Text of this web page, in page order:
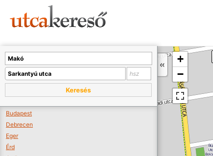
+
−
Keresés
Budapest
Debrecen
Eger
Érd
A térképet kicsinyíteni kell, hogy látszódjanak a boltok.
Boltok látszódjanak >>